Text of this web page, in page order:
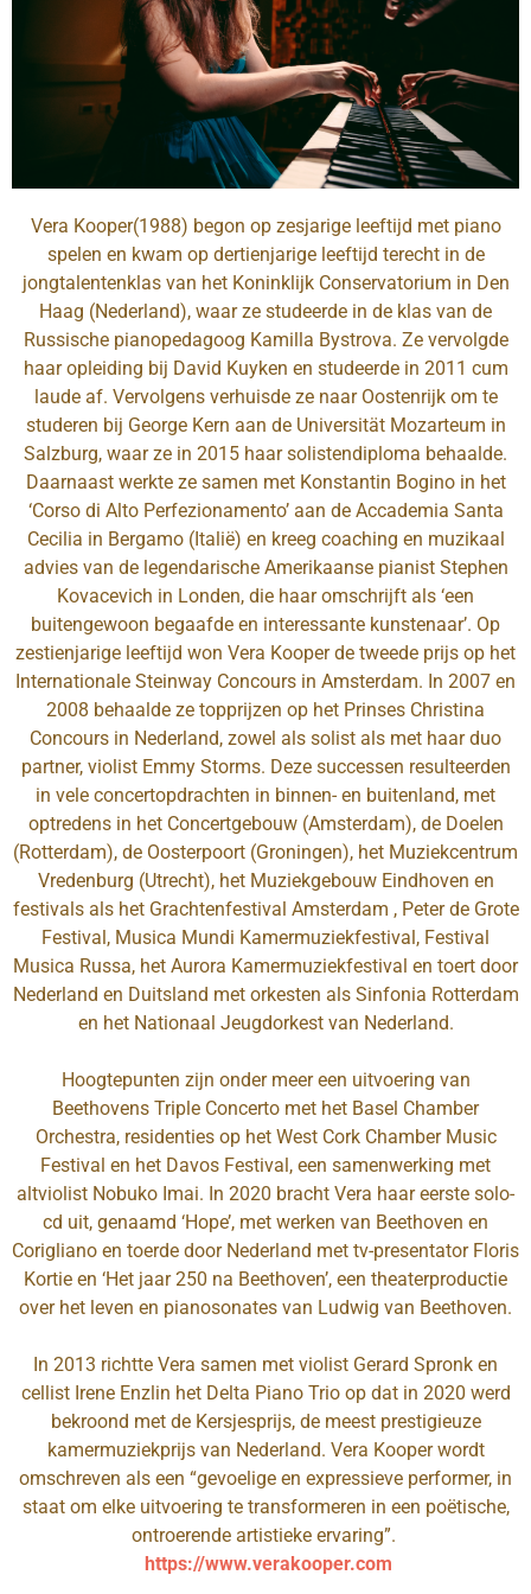
Vera Kooper(1988) begon op zesjarige leeftijd met piano
spelen en kwam op dertienjarige leeftijd terecht in de
jongtalentenklas van het Koninklijk Conservatorium in Den
Haag (Nederland), waar ze studeerde in de klas van de
Russische pianopedagoog Kamilla Bystrova. Ze vervolgde
haar opleiding bij David Kuyken en studeerde in 2011 cum
laude af. Vervolgens verhuisde ze naar Oostenrijk om te
studeren bij George Kern aan de Universität Mozarteum in
Salzburg, waar ze in 2015 haar solistendiploma behaalde.
Daarnaast werkte ze samen met Konstantin Bogino in het
‘Corso di Alto Perfezionamento’ aan de Accademia Santa
Cecilia in Bergamo (Italië) en kreeg coaching en muzikaal
advies van de legendarische Amerikaanse pianist Stephen
Kovacevich in Londen, die haar omschrijft als ‘een
buitengewoon begaafde en interessante kunstenaar’. Op
zestienjarige leeftijd won Vera Kooper de tweede prijs op het
Internationale Steinway Concours in Amsterdam. In 2007 en
2008 behaalde ze topprijzen op het Prinses Christina
Concours in Nederland, zowel als solist als met haar duo
partner, violist Emmy Storms. Deze successen resulteerden
in vele concertopdrachten in binnen- en buitenland, met
optredens in het Concertgebouw (Amsterdam), de Doelen
(Rotterdam), de Oosterpoort (Groningen), het Muziekcentrum
Vredenburg (Utrecht), het Muziekgebouw Eindhoven en
festivals als het Grachtenfestival Amsterdam , Peter de Grote
Festival, Musica Mundi Kamermuziekfestival, Festival
Musica Russa, het Aurora Kamermuziekfestival en toert door
Nederland en Duitsland met orkesten als Sinfonia Rotterdam
en het Nationaal Jeugdorkest van Nederland.
Hoogtepunten zijn onder meer een uitvoering van
Beethovens Triple Concerto met het Basel Chamber
Orchestra, residenties op het West Cork Chamber Music
Festival en het Davos Festival, een samenwerking met
altviolist Nobuko Imai. In 2020 bracht Vera haar eerste solo-
cd uit, genaamd ‘Hope’, met werken van Beethoven en
Corigliano en toerde door Nederland met tv-presentator Floris
Kortie en ‘Het jaar 250 na Beethoven’, een theaterproductie
over het leven en pianosonates van Ludwig van Beethoven.
In 2013 richtte Vera samen met violist Gerard Spronk en
cellist Irene Enzlin het Delta Piano Trio op dat in 2020 werd
bekroond met de Kersjesprijs, de meest prestigieuze
kamermuziekprijs van Nederland. Vera Kooper wordt
omschreven als een “gevoelige en expressieve performer, in
staat om elke uitvoering te transformeren in een poëtische,
ontroerende artistieke ervaring”.
https://www.verakooper.com